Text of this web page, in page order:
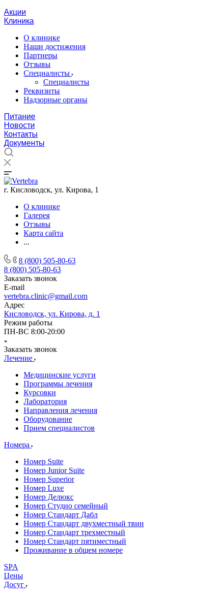
Акции
Клиника
О клинике
Наши достижения
Партнеры
Отзывы
Специалисты
Специалисты
Реквизиты
Надзорные органы
Питание
Новости
Контакты
Документы
г. Кисловодск, ул. Кирова, 1
О клинике
Галерея
Отзывы
Карта сайта
...
8 (800) 505-80-63
8 (800) 505-80-63
Заказать звонок
E-mail
vertebra.clinic@gmail.com
Адрес
Кисловодск, ул. Кирова, д. 1
Режим работы
ПН-ВС 8:00-20:00
Заказать звонок
Лечение
Медицинские услуги
Программы лечения
Курсовки
Лаборатория
Направления лечения
Оборудование
Прием специалистов
Номера
Номер Suite
Номер Junior Suite
Номер Superior
Номер Luxe
Номер Делюкс
Номер Студио семейный
Номер Стандарт Дабл
Номер Стандарт двухместный твин
Номер Стандарт трехместный
Номер Стандарт пятиместный
Проживание в общем номере
SPA
Цены
Досуг